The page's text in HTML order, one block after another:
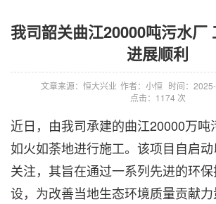
我司韶关曲江20000吨污水厂
进展顺利
文章来源：恒大兴业 作者：小恒 时间：
点击：1174 次
近日，由我司承建的曲江20000万吨
如火如荼地进行施工。该项目自启
关注，其旨在通过一系列先进的环
设，为改善当地生态环境质量贡献力